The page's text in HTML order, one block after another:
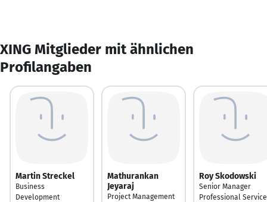
XING Mitglieder mit ähnlichen
Profilangaben
Martin Streckel
Business
Development
Mathurankan
Jeyaraj
Project Management
Roy Skodowski
Senior Manager
Professional